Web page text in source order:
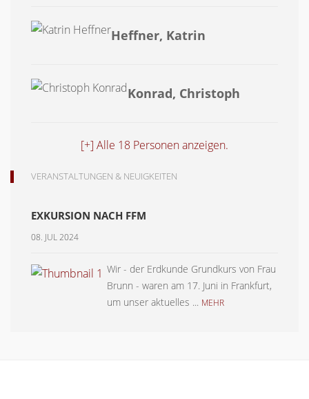
Heffner, Katrin
Konrad, Christoph
[+] Alle 18 Personen anzeigen.
VERANSTALTUNGEN & NEUIGKEITEN
EXKURSION NACH FFM
08. JUL 2024
Wir - der Erdkunde Grundkurs von Frau
Brunn - waren am 17. Juni in Frankfurt,
um unser aktuelles ... MEHR